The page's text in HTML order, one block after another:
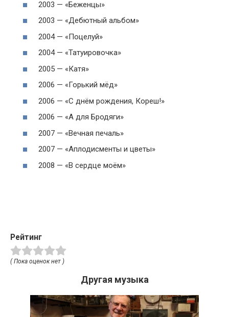
2003 — «Беженцы»
2003 — «Дебютный альбом»
2004 — «Поцелуй»
2004 — «Татуировочка»
2005 — «Катя»
2006 — «Горький мёд»
2006 — «С днём рождения, Кореш!»
2006 — «А для Бродяги»
2007 — «Вечная печаль»
2007 — «Аплодисменты и цветы»
2008 — «В сердце моём»
Рейтинг
( Пока оценок нет )
Другая музыка